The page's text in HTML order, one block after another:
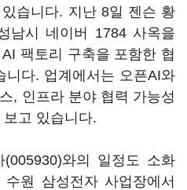
습니다. 지난 8일 젠슨 황
남시 네이버 1784 사옥을
팩토리 구축을 포함한 협
니다. 업계에서는 오픈AI와
, 인프라 분야 협력 가능성
고 있습니다.
(005930)와의 일정도 소화
원 삼성전자 사업장에서